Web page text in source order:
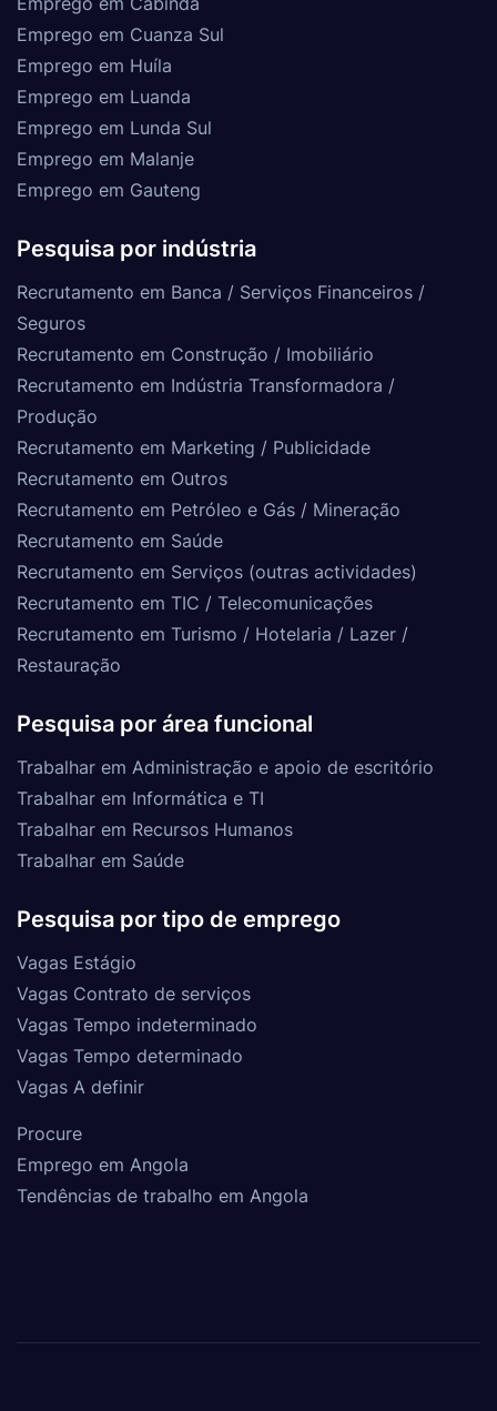
Emprego em Cuanza Sul
Emprego em Huíla
Emprego em Luanda
Emprego em Lunda Sul
Emprego em Malanje
Emprego em Gauteng
Pesquisa por indústria
Recrutamento em Banca / Serviços Financeiros /
Seguros
Recrutamento em Construção / Imobiliário
Recrutamento em Indústria Transformadora /
Produção
Recrutamento em Marketing / Publicidade
Recrutamento em Outros
Recrutamento em Petróleo e Gás / Mineração
Recrutamento em Saúde
Recrutamento em Serviços (outras actividades)
Recrutamento em TIC / Telecomunicações
Recrutamento em Turismo / Hotelaria / Lazer /
Restauração
Pesquisa por área funcional
Trabalhar em Administração e apoio de escritório
Trabalhar em Informática e TI
Trabalhar em Recursos Humanos
Trabalhar em Saúde
Pesquisa por tipo de emprego
Vagas Estágio
Vagas Contrato de serviços
Vagas Tempo indeterminado
Vagas Tempo determinado
Vagas A definir
Procure
Emprego em Angola
Tendências de trabalho em Angola